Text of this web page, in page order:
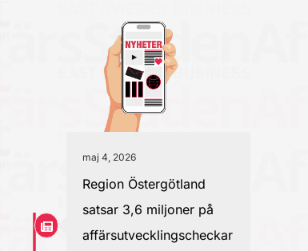
maj 4, 2026
Region Östergötland
satsar 3,6 miljoner på
affärsutvecklingscheckar